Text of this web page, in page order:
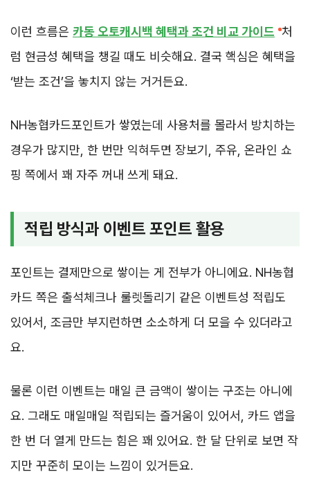
이런 흐름은 카동 오토캐시백 혜택과 조건 비교 가이드 처
럼 현금성 혜택을 챙길 때도 비슷해요. 결국 핵심은 혜택을
‘받는 조건’을 놓치지 않는 거거든요.
NH농협카드포인트가 쌓였는데 사용처를 몰라서 방치하는
경우가 많지만, 한 번만 익혀두면 장보기, 주유, 온라인 쇼
핑 쪽에서 꽤 자주 꺼내 쓰게 돼요.
적립 방식과 이벤트 포인트 활용
포인트는 결제만으로 쌓이는 게 전부가 아니에요. NH농협
카드 쪽은 출석체크나 룰렛돌리기 같은 이벤트성 적립도
있어서, 조금만 부지런하면 소소하게 더 모을 수 있더라고
요.
물론 이런 이벤트는 매일 큰 금액이 쌓이는 구조는 아니에
요. 그래도 매일매일 적립되는 즐거움이 있어서, 카드 앱을
한 번 더 열게 만드는 힘은 꽤 있어요. 한 달 단위로 보면 작
지만 꾸준히 모이는 느낌이 있거든요.